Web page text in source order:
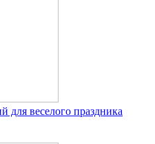
для веселого праздника